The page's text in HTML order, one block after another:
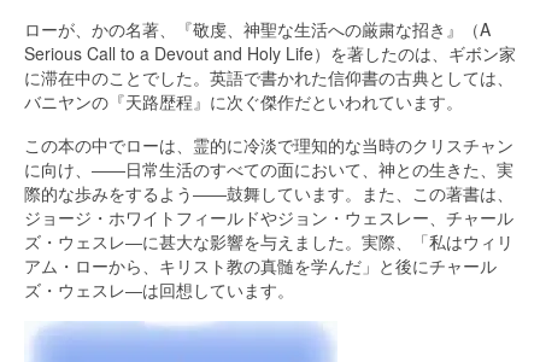
ローが、かの名著、『敬虔、神聖な生活への厳粛な招き』（A
Serious Call to a Devout and Holy Life）を著したのは、ギボン家
に滞在中のことでした。英語で書かれた信仰書の古典としては、
バニヤンの『天路歴程』に次ぐ傑作だといわれています。
この本の中でローは、霊的に冷淡で理知的な当時のクリスチャン
に向け、――日常生活のすべての面において、神との生きた、実
際的な歩みをするよう――鼓舞しています。また、この著書は、
ジョージ・ホワイトフィールドやジョン・ウェスレー、チャール
ズ・ウェスレ―に甚大な影響を与えました。実際、「私はウィリ
アム・ローから、キリスト教の真髄を学んだ」と後にチャール
ズ・ウェスレ―は回想しています。